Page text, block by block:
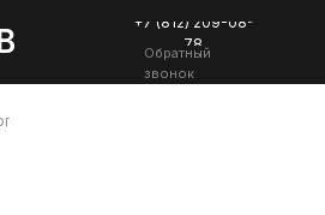
+7 (812) 209-08-
78
Обратный
звонок